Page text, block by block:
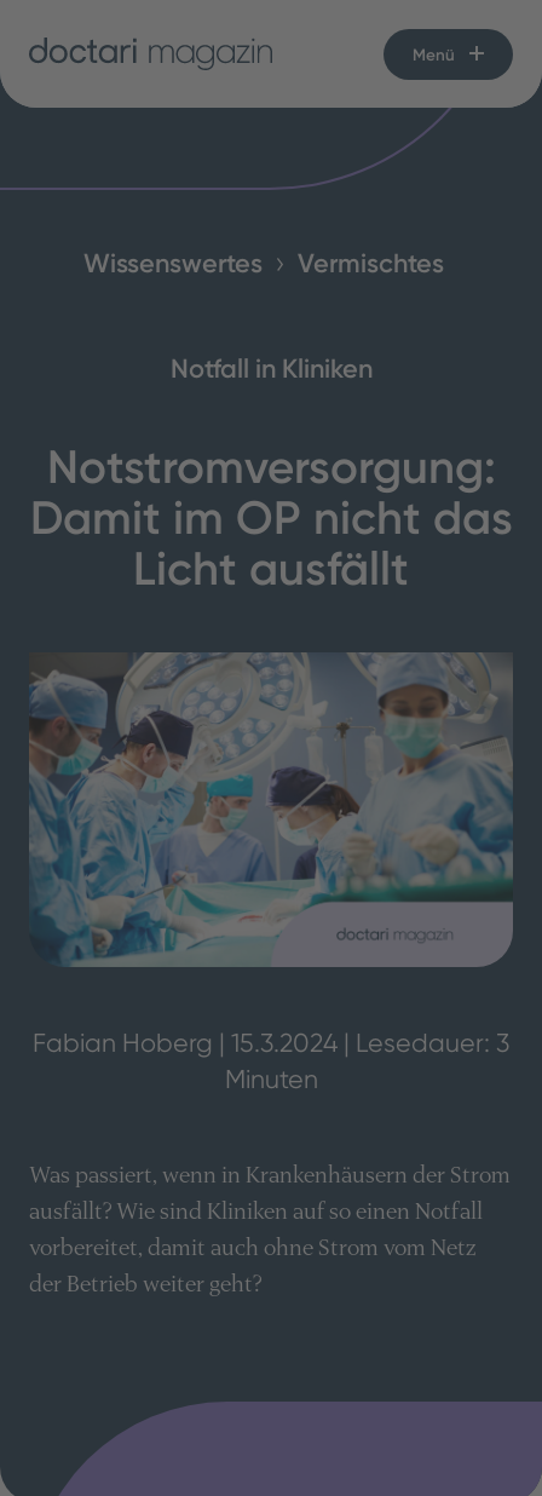
Menü
Wissenswertes Vermischtes
Notfall in Kliniken
Notstromversorgung:
Damit im OP nicht das
Licht ausfällt
Fabian Hoberg | 15.3.2024 | Lesedauer: 3
Minuten
Was passiert, wenn in Krankenhäusern der Strom
ausfällt? Wie sind Kliniken auf so einen Notfall
vorbereitet, damit auch ohne Strom vom Netz
der Betrieb weiter geht?